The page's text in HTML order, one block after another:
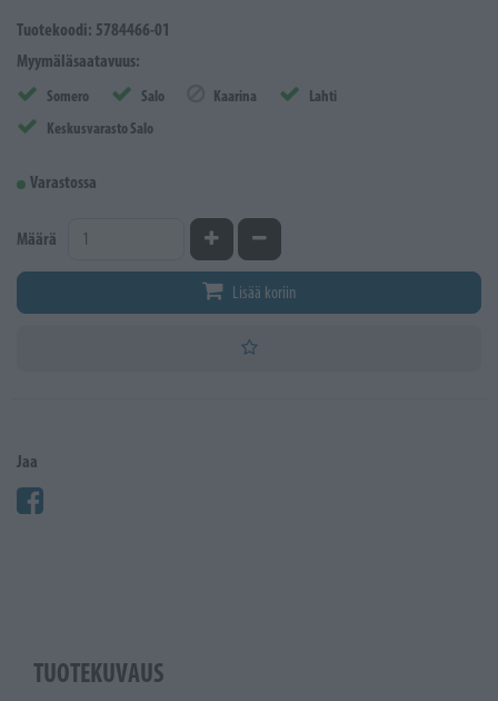
Tuotekoodi: 5784466-01
Myymäläsaatavuus:
Somero Salo Kaarina
Lahti
Keskusvarasto Salo
Varastossa
Määrä Kasvata määrääVähennä määrää
Lisää koriin
Jaa
TUOTEKUVAUS